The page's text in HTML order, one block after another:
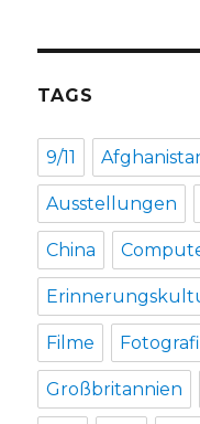
TAGS
9/11
Ausstellungen
China
Filme
Großbritannien